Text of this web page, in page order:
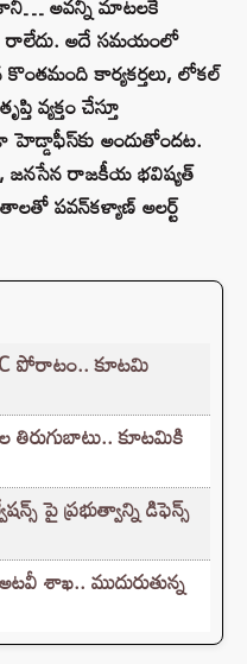
అదే సమయంలో
కార్యకర్తలు, లోకల్‌
వ్యక్తం చేస్తూ
అందుతోందట.
జనసేన రాజకీయ భవిష్యత్‌
పవన్‌కళ్యాణ్‌ అలర్ట్‌
పోరాటం.. కూటమి
తిరుగుబాటు.. కూటమికి
పై ప్రభుత్వాన్ని డిఫెన్స్
శాఖ.. ముదురుతున్న